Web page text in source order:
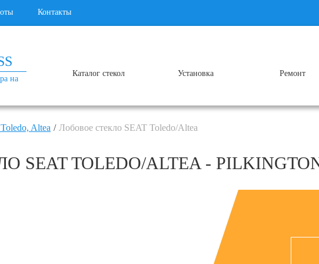
Контакты
на
Каталог стекол Установка Ремонт
Altea Лобовое стекло SEAT Toledo/Altea
TOLEDO/ALTEA -